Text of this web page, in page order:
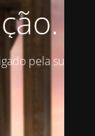
pela sua